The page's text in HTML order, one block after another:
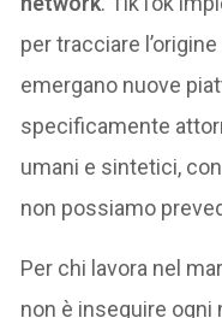
per tracciare
emergano nuove
specificamente
umani e sintetici,
non possiamo
Per chi lavora nel
non è inseguire